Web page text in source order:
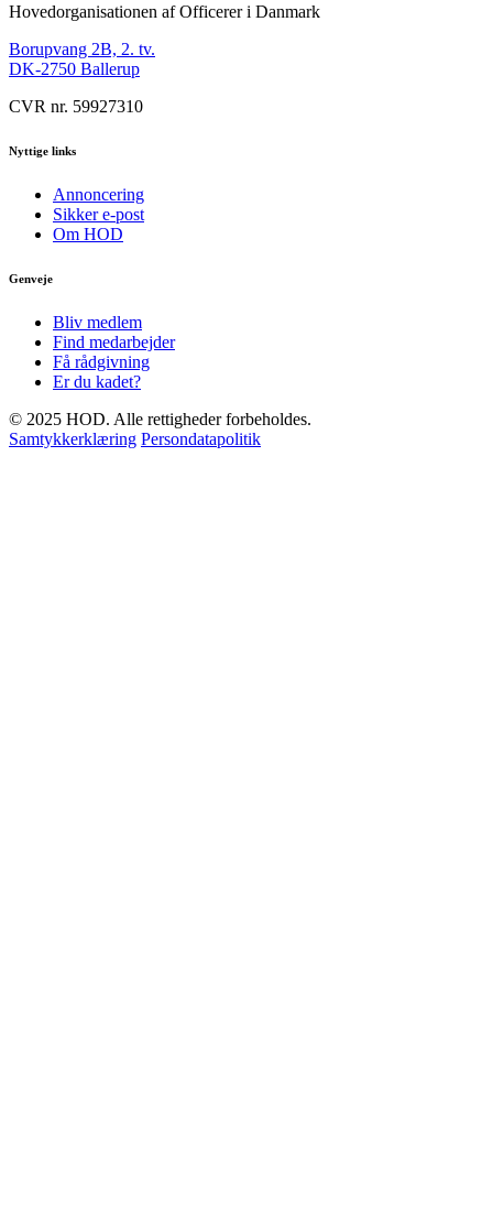
Hovedorganisationen af Officerer i Danmark
Borupvang 2B, 2. tv.
DK-2750 Ballerup
CVR nr. 59927310
Nyttige links
Annoncering
Sikker e-post
Om HOD
Genveje
Bliv medlem
Find medarbejder
Få rådgivning
Er du kadet?
© 2025 HOD. Alle rettigheder forbeholdes.
Samtykkerklæring Persondatapolitik